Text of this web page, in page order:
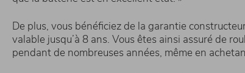
De plus, vous bénéficiez de la garantie
valable jusqu’à 8 ans. Vous êtes ainsi assuré de
pendant de nombreuses années, même en